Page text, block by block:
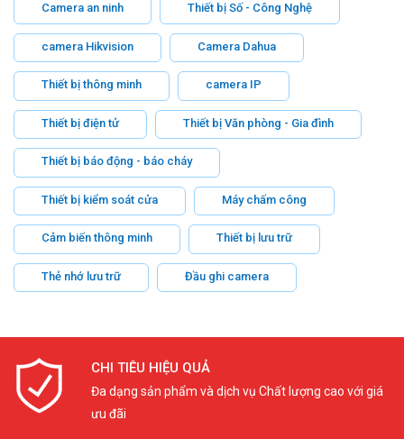
Camera an ninh Thiết bị Số - Công Nghệ
camera Hikvision Camera Dahua
Thiết bị thông minh camera IP
Thiết bị điện tử Thiết bị Văn phòng - Gia đình
Thiết bị báo động - báo cháy
Thiết bị kiểm soát cửa Máy chấm công
Cảm biến thông minh Thiết bị lưu trữ
Thẻ nhớ lưu trữ Đầu ghi camera
CHI TIÊU HIỆU QUẢ
Đa dạng sản phẩm và dịch vụ Chất lượng cao với giá
ưu đãi